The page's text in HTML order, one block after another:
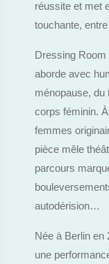
réussite et met
touchante,
Dressing
aborde avec
ménopause, du
corps féminin.
femmes
pièce mêle
parcours
autodérision…
Née à Berlin en
une